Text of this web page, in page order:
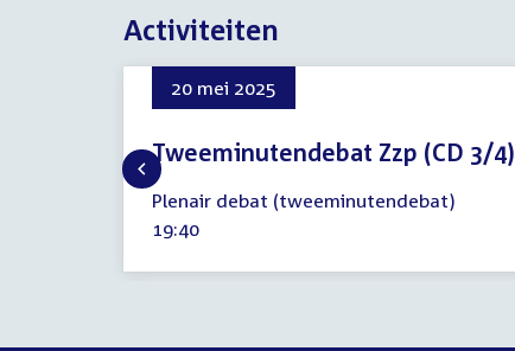
Activiteiten
20 mei 2025
Tweeminutendebat Zzp (CD 3/4)
20
mei
2025
Plenair debat (tweeminutendebat)
Tijd
19:40